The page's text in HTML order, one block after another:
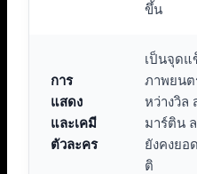
ขึ้น
การ
แสดง
และเคมี
ตัวละคร
เป็นจุดแ
ภาพยนต
หว่างวิล
มาร์ติน
ยังคงยอ
ติ